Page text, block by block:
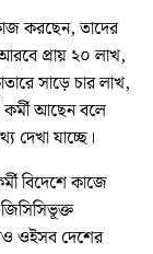
করছেন, তাদের
প্রায় ২০ লাখ,
সাড়ে চার লাখ,
কর্মী আছেন বলে
দেখা যাচ্ছে।
বিদেশে কাজে
ওইসব দেশের